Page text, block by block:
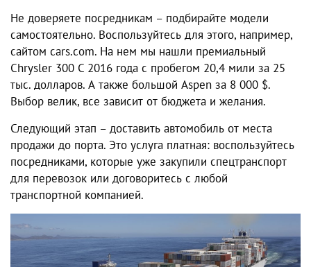
Не доверяете посредникам – подбирайте модели
самостоятельно. Воспользуйтесь для этого, например,
сайтом cars.com. На нем мы нашли премиальный
Chrysler 300 C 2016 года с пробегом 20,4 мили за 25
тыс. долларов. А также большой Aspen за 8 000 $.
Выбор велик, все зависит от бюджета и желания.
Следующий этап – доставить автомобиль от места
продажи до порта. Это услуга платная: воспользуйтесь
посредниками, которые уже закупили спецтранспорт
для перевозок или договоритесь с любой
транспортной компанией.